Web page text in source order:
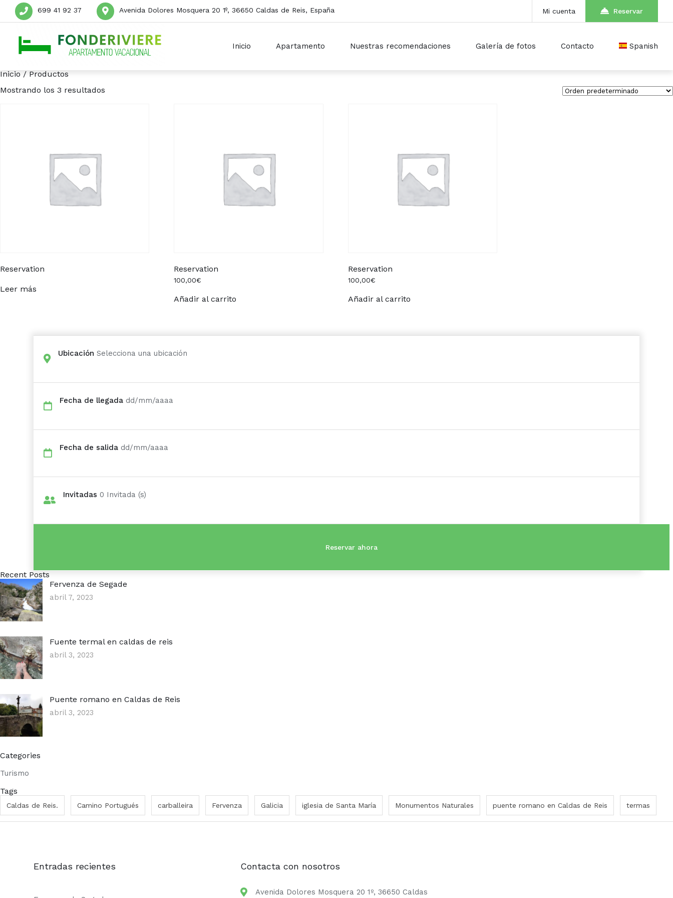
699 41 92 37 Avenida Dolores Mosquera 20 1º, 36650 Caldas de Reis, España Mi cuenta Reservar
Inicio Apartamento Nuestras recomendaciones Galería de fotos Contacto Spanish
Inicio / Productos
Mostrando los 3 resultados
Reservation
Leer más
Reservation
100,00€
Añadir al carrito
Reservation
100,00€
Añadir al carrito
Ubicación Selecciona una ubicación
Fecha de llegada dd/mm/aaaa
Fecha de salida dd/mm/aaaa
Invitadas 0 Invitada (s)
Recent Posts
Fervenza de Segade
abril 7, 2023
Fuente termal en caldas de reis
abril 3, 2023
Puente romano en Caldas de Reis
abril 3, 2023
Categories
Turismo
Tags
Caldas de Reis. Camino Portugués carballeira Fervenza Galicia iglesia de Santa María Monumentos Naturales puente romano en Caldas de Reis termas
Entradas recientes Contacta con nosotros
Avenida Dolores Mosquera 20 1º, 36650 Caldas